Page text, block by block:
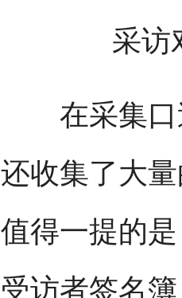
采访
在采集口
还收集了大
值得一提的
受访者签名